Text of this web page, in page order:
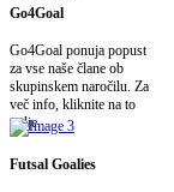
Go4Goal
Go4Goal ponuja popust
za vse naše člane ob
skupinskem naročilu. Za
več info, kliknite na to
polje.
Futsal Goalies